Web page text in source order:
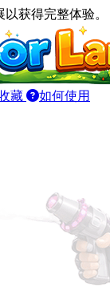
以获得完整体验。
藏
如何使用